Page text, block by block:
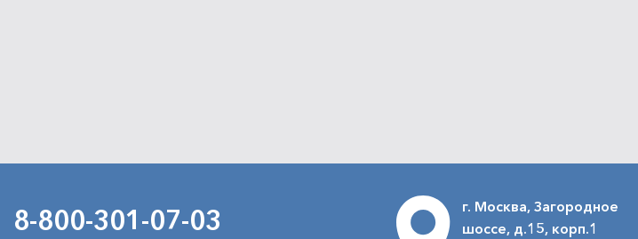
8-800-301-07-03
г. Москва, Загородное
шоссе, д.15, корп.1